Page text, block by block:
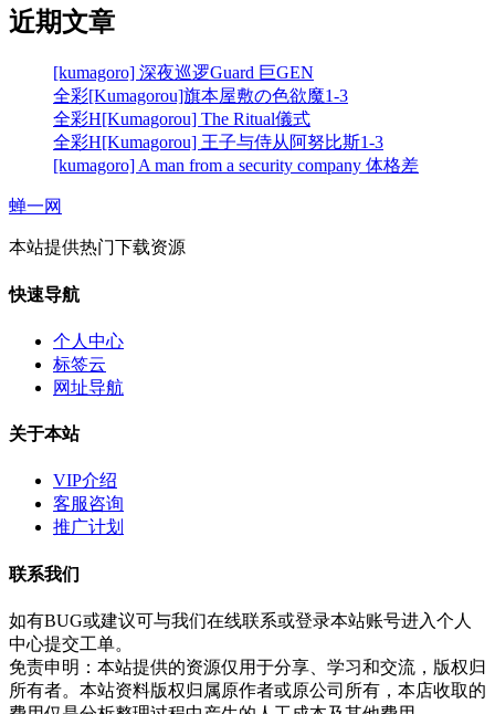
近期文章
[kumagoro] 深夜巡逻Guard 巨GEN
全彩[Kumagorou]旗本屋敷の色欲魔1-3
全彩H[Kumagorou] The Ritual儀式
全彩H[Kumagorou] 王子与侍从阿努比斯1-3
[kumagoro] A man from a security company 体格差
蝉一网
本站提供热门下载资源
快速导航
个人中心
标签云
网址导航
关于本站
VIP介绍
客服咨询
推广计划
联系我们
如有BUG或建议可与我们在线联系或登录本站账号进入个人
中心提交工单。
免责申明：本站提供的资源仅用于分享、学习和交流，版权归
所有者。本站资料版权归属原作者或原公司所有，本店收取的